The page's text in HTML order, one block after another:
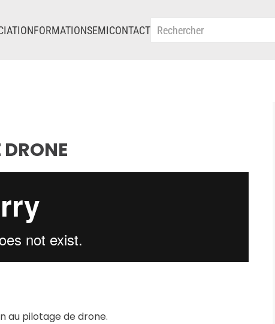
FORMATIONSEMICONTACT
au pilotage de drone.